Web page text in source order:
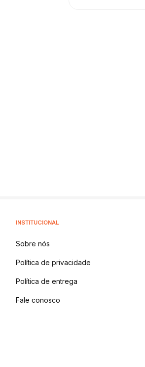
INSTITUCIONAL
Sobre nós
Política de privacidade
Política de entrega
Fale conosco